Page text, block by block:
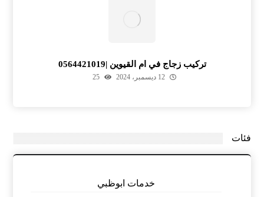
تركيب زجاج في ام القيوين |0564421019
12 ديسمبر، 2024 25
فئات
خدمات ابوظبي